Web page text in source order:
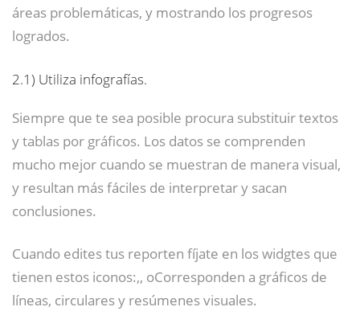
áreas problemáticas, y mostrando los progresos
logrados.
2.1) Utiliza infografías.
Siempre que te sea posible procura substituir textos
y tablas por gráficos. Los datos se comprenden
mucho mejor cuando se muestran de manera visual,
y resultan más fáciles de interpretar y sacan
conclusiones.
Cuando edites tus reporten fíjate en los widgtes que
tienen estos iconos:,, oCorresponden a gráficos de
líneas, circulares y resúmenes visuales.